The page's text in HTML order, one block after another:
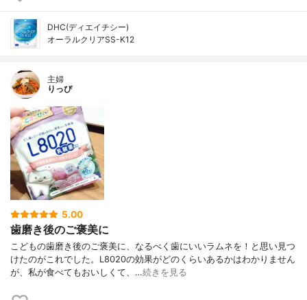
DHC(ディエイチシー)
オーラルクリアSS-K12
主婦
りっぴ
5.00
歯磨き後のご褒美に
こどもの歯磨き後のご褒美に、なるべく歯にいいラムネを！と思い見つ
けたのがこれでした。L8020の効果がどのくらいあるかはわかりません
が、私が食べてもおいしくて、…続きを見る